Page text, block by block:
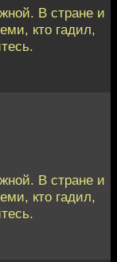
В стране и
кто гадил,
В стране и
кто гадил,